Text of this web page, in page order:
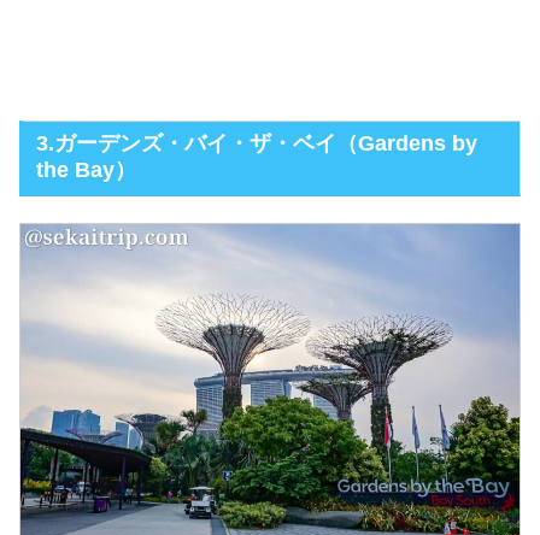
3.ガーデンズ・バイ・ザ・ベイ（Gardens by
the Bay）